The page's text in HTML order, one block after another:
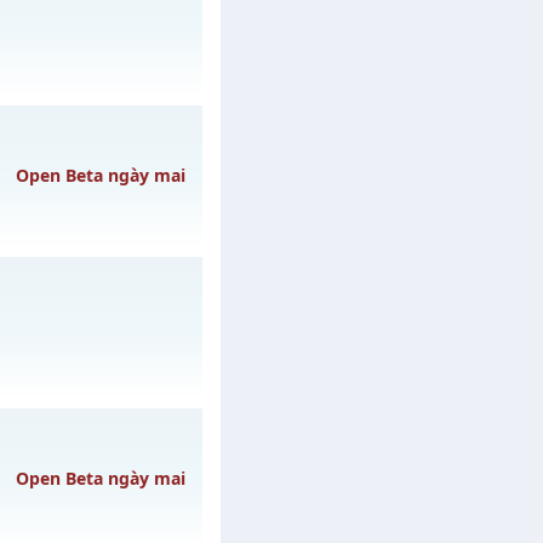
ngày 30/07/2626
Open Beta ngày mai
08/08/2626
01/08/2626
Open Beta ngày mai